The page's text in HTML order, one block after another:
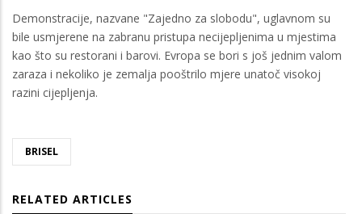
Demonstracije, nazvane "Zajedno za slobodu", uglavnom su
bile usmjerene na zabranu pristupa necijepljenima u mjestima
kao što su restorani i barovi. Evropa se bori s još jednim valom
zaraza i nekoliko je zemalja pooštrilo mjere unatoč visokoj
razini cijepljenja.
BRISEL
RELATED ARTICLES